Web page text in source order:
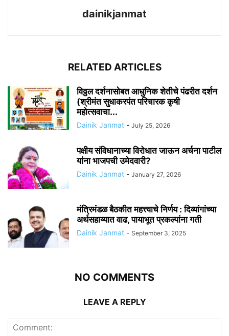
dainikjanmat
RELATED ARTICLES
विठ्ठल दर्शनासोबत आधुनिक शेतीचे पंढरीत दर्शन
(श्रीमंत सुधाकरपंत परिचारक कृषी
महोत्सवाचा...
Dainik Janmat - July 25, 2026
पक्षीय संविधानाच्या विरोधात जाऊन अर्चना पाटील
यांना भाजपची उमेदवारी?
Dainik Janmat - January 27, 2026
मंत्रिमंडळ बैठकीत महत्त्वाचे निर्णय : दिव्यांगांच्या
अर्थसहाय्यात वाढ, पायाभूत प्रकल्पांना गती
Dainik Janmat - September 3, 2025
NO COMMENTS
LEAVE A REPLY